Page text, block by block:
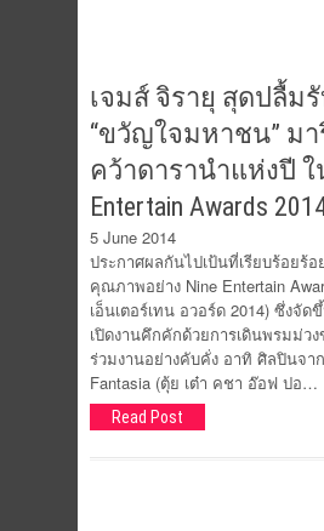
เจมส์ จิรายุ สุดปลื้ม
“ขวัญใจมหาชน” มา
คว้าดารานำแห่งปี ใ
Entertain Awards
5 June 2014
ประกาศผลกันไปเป้นที่เรียบร้อยร้อ
คุณภาพอย่าง Nine Entertain
เอ็นเตอร์เทน อวอร์ด 2014) ซึ่งจัด
เปิดงานคึกคักด้วยการเดินพรมม่ว
ร่วมงานอย่างคับคั่ง อาทิ ศิลปินจา
Fantasia (ตุ้ย เต๋า คชา อ๊อฟ ปอ…
Read Post